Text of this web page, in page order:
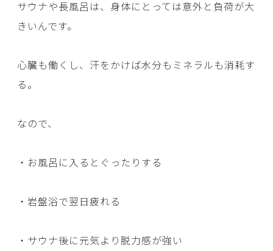
サウナや長風呂は、身体にとっては意外と負荷が大
きいんです。
心臓も働くし、汗をかけば水分もミネラルも消耗す
る。
なので、
・お風呂に入るとぐったりする
・岩盤浴で翌日疲れる
・サウナ後に元気より脱力感が強い